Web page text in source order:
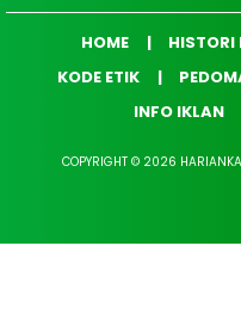
HOME HISTORI
KODE ETIK
INFO IKLAN
COPYRIGHT © 2026